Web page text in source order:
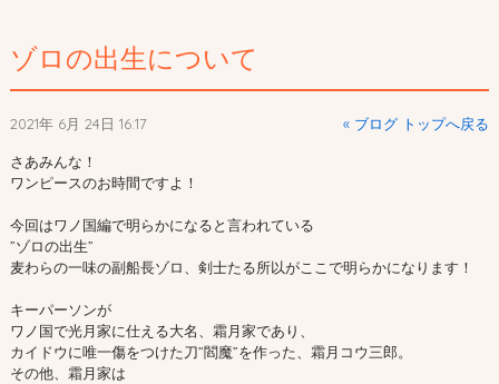
ゾロの出生について
2021年 6月 24日 16:17 « ブログ トップへ戻る
さあみんな！
ワンピースのお時間ですよ！
今回はワノ国編で明らかになると言われている
”ゾロの出生”
麦わらの一味の副船長ゾロ、剣士たる所以がここで明らかになります！
キーパーソンが
ワノ国で光月家に仕える大名、霜月家であり、
カイドウに唯一傷をつけた刀”閻魔”を作った、霜月コウ三郎。
その他、霜月家は